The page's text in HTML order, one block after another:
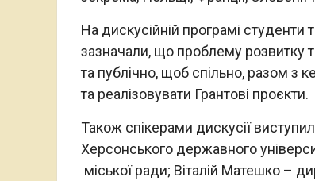
На дискусійній програмі
зазначали, що проблему розвитку
та публічно, щоб спільно, разом з
та реалізовувати Грантові проєкти.
Також спікерами дискусії
Херсонського державного
міської ради; Віталій Матешко –